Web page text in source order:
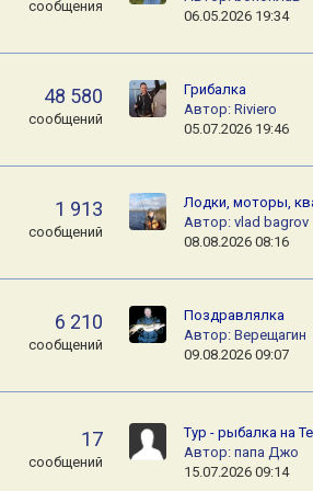
сообщения
06.05.2026 19:34
48 580
сообщений
Грибалка
Автор: Riviero
05.07.2026 19:46
1 913
сообщений
Лодки, моторы,
Автор: vlad bagrov
08.08.2026 08:16
6 210
сообщений
Поздравлялка
Автор: Верещагин
09.08.2026 09:07
17
сообщений
Тур - рыбалка на
Автор: папа Джо
15.07.2026 09:14